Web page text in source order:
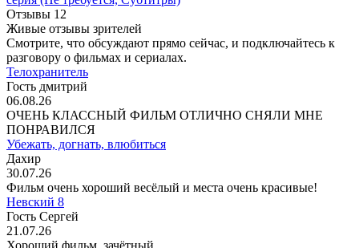
Отзывы 12
Живые отзывы зрителей
Смотрите, что обсуждают прямо сейчас, и подключайтесь к
разговору о фильмах и сериалах.
Телохранитель
Гость дмитрий
06.08.26
ОЧЕНЬ КЛАССНЫЙ ФИЛЬМ ОТЛИЧНО СНЯЛИ МНЕ
ПОНРАВИЛСЯ
Убежать, догнать, влюбиться
Дахир
30.07.26
Фильм очень хороший весёлый и места очень красивые!
Невский 8
Гость Сергей
21.07.26